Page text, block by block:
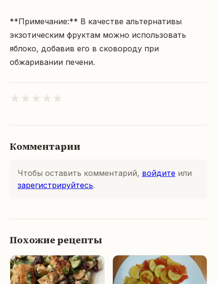
**Примечание:** В качестве альтернативы
экзотическим фруктам можно использовать
яблоко, добавив его в сковороду при
обжаривании печени.
★ ★ ★ ★ ★
Комментарии
Чтобы оставить комментарий, войдите или
зарегистрируйтесь.
Похожие рецепты